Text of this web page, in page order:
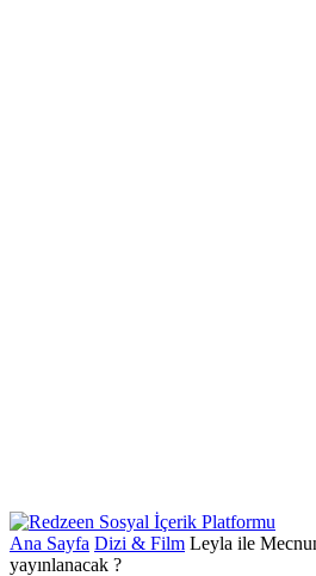
Ana Sayfa Dizi & Film Leyla ile
yayınlanacak ?